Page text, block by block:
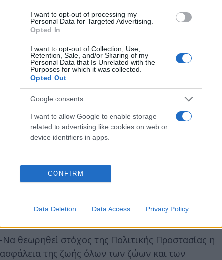
I want to opt-out of processing my
Personal Data for Targeted Advertising.
Opted In
I want to opt-out of Collection, Use,
Retention, Sale, and/or Sharing of my
Personal Data that Is Unrelated with the
Purposes for which it was collected.
Opted Out
Google consents
I want to allow Google to enable storage
related to advertising like cookies on web or
device identifiers in apps.
CONFIRM
Data Deletion Data Access Privacy Policy
Μετά το πρόσφατο φιάσκο του αποκλεισμού στο
χιόνι εκατοντάδων οδηγών σε πολλές κεντρικές
οδικές αρτηρίες της Αττικής, πάλι ο Πρωθυπουργός
διαβεβαίωσε το Υπουργικό Συμβούλιο ότι “θα
ακολουθήσουν άμεσα αλλαγές… ώστε να έχουμε
επιτροπές διαχείρισης κρίσεων που θα φέρουν
όλους τους εμπλεκόμενους με πολύ σαφή και
ξεκάθαρα πρωτόκολλα”.
Χρειάζονται πράγματι αλλαγές στους στόχους της
Πολιτικής Προστασίας, στα οργανογράμματά της,
στην αξιολόγηση του έργου της.
Εμείς, το Κόμμα για τα Ζώα, θεωρούμε πως αυτή
είναι μία μεγάλη ευκαιρία να μπουν τα ζώα στην
Πολιτική Προστασία:
-Να θεωρηθεί στόχος της Πολιτικής Προστασίας η
ασφάλεια της ζωής όλων των ζώων και των